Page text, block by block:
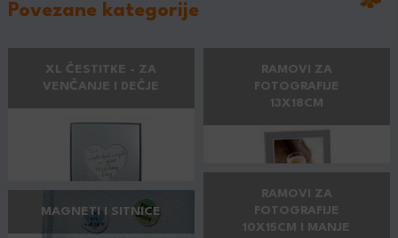
Povezane kategorije
XL ČESTITKE - ZA
VENČANJE I DEČJE
RAMOVI ZA
FOTOGRAFIJE
13X18CM
MAGNETI I SITNICE
RAMOVI ZA
FOTOGRAFIJE
10X15CM I MANJE